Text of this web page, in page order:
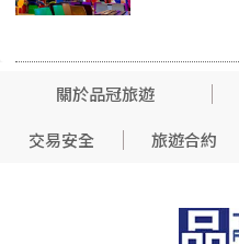
關於品冠旅遊
交易安全
旅遊合約